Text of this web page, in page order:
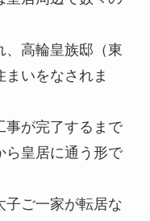
、高輪皇族邸（東
いをなされま
事が完了するまで
ら皇居に通う形で
子ご一家が転居な